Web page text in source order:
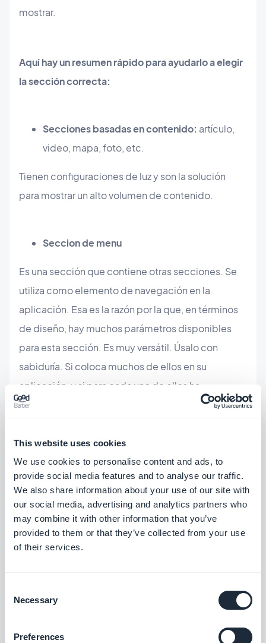
This website uses cookies
We use cookies to personalise content and ads, to
provide social media features and to analyse our traffic.
We also share information about your use of our site with
our social media, advertising and analytics partners who
may combine it with other information that you’ve
provided to them or that they’ve collected from your use
of their services.
Selection
Necessary
Preferences
mostrar.
Aquí hay un resumen rápido para ayudarlo a elegir
la sección correcta:
Secciones basadas en contenido: artículo,
video, mapa, foto, etc.
Tienen configuraciones de luz y son la solución
para mostrar un alto volumen de contenido.
Seccion de menu
Es una sección que contiene otras secciones. Se
utiliza como elemento de navegación en la
aplicación. Esa es la razón por la que, en términos
de diseño, hay muchos parámetros disponibles
para esta sección. Es muy versátil. Úsalo con
sabiduría. Si coloca muchos de ellos en su
aplicación, y si para cada uno de ellos ha
configurado una imagen de fondo en lugar de un
peso será muy alto. Da un paso atrás y encuentra
una forma más inteligente de organizar tu
aplicación.
HTML y secciones de complementos
elementos web son más lentos que los
componentes nativos. Los componentes nativos
hablan directamente al sistema operativo,